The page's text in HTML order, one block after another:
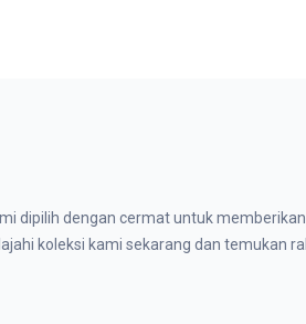
dipilih dengan cermat untuk
koleksi kami sekarang dan temukan